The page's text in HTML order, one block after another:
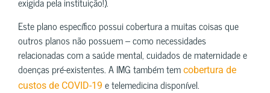
Este plano específico possui cobertura a muitas coisas que
outros planos não possuem – como necessidades
relacionadas com a saúde mental, cuidados de maternidade e
doenças pré-existentes. A IMG também tem cobertura de
custos de COVID-19 e telemedicina disponível.